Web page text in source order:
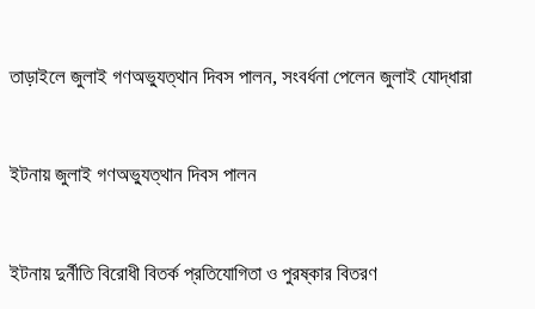
তাড়াইলে জুলাই গণঅভ্যুত্থান দিবস পালন, সংবর্ধনা পেলেন জুলাই যোদ্ধারা
ইটনায় জুলাই গণঅভ্যুত্থান দিবস পালন
ইটনায় দুর্নীতি বিরোধী বিতর্ক প্রতিযোগিতা ও পুরষ্কার বিতরণ